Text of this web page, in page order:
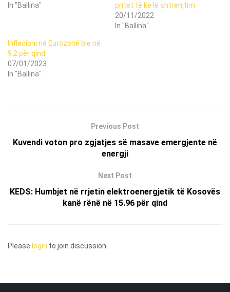
In "Ballina"
pritet të ketë shtrenjtim
20/11/2022
In "Ballina"
Inflacioni në Eurozonë bie në
9.2 për qind
07/01/2023
In "Ballina"
Previous Post
Kuvendi voton pro zgjatjes së masave emergjente në
energji
Next Post
KEDS: Humbjet në rrjetin elektroenergjetik të Kosovës
kanë rënë në 15.96 për qind
Please login to join discussion